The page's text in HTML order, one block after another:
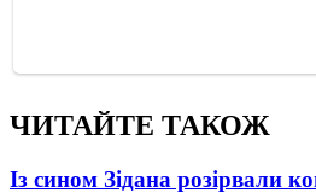
ЧИТАЙТЕ ТАКОЖ
Із сином Зідана розірвали